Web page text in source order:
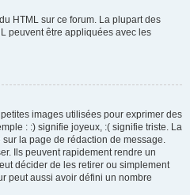
HTML sur ce forum. La plupart des
peuvent être appliquées avec les
images utilisées pour exprimer des
: :) signifie joyeux, :( signifie triste. La
la page de rédaction de message.
Ils peuvent rapidement rendre un
décider de les retirer ou simplement
peut aussi avoir défini un nombre